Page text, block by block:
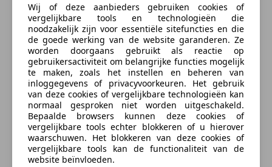
reparatie bieden wij vakkundig in onze moderne,
universele en uitstekend uitgeruste werkplaats. Bij
ons bent u welkom! En dat merkt u!
Direct contact met een van onze verkopers? Bel of
app met Ivar Buist op 06-21608746 of Diederik
Medema op 06-34273643.
[ Buist Auto's | Steenkamp 13 | 9461 VC Gieten | T
(0592) 330803 | WhatsApp (algemeen) 06-58771870
WhatsApp (werkplaats) 06-23957347 ]
Bereken nu
Something went wrong
We're sorry, but something unexpected happened.
Please try again or refresh the page.
Wij of deze aanbieders gebruiken cookies of
vergelijkbare tools en technologieën die
noodzakelijk zijn voor essentiële sitefuncties en die
de goede werking van de website garanderen. Ze
worden doorgaans gebruikt als reactie op
gebruikersactiviteit om belangrijke functies mogelijk
te maken, zoals het instellen en beheren van
inloggegevens of privacyvoorkeuren. Het gebruik
van deze cookies of vergelijkbare technologieën kan
normaal gesproken niet worden uitgeschakeld.
Bepaalde browsers kunnen deze cookies of
vergelijkbare tools echter blokkeren of u hierover
waarschuwen. Het blokkeren van deze cookies of
vergelijkbare tools kan de functionaliteit van de
website beïnvloeden.